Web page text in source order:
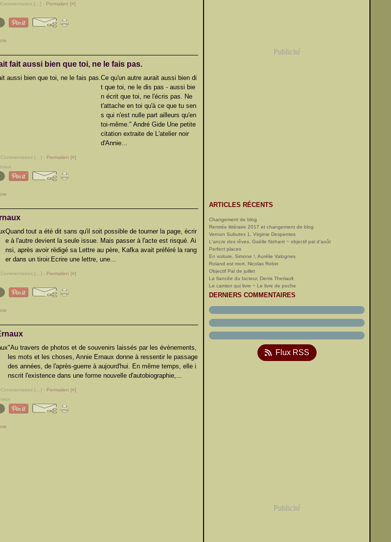
Commentaires [ …] - Permalien [#]
fait aussi bien que toi, ne le fais pas.
Ce qu'un autre aurait aussi bien di
t que toi, ne le dis pas - aussi bie
n écrit que toi, ne l'écris pas. Ne
t'attache en toi qu'à ce que tu sen
s qui n'est nulle part ailleurs qu'en
toi-même." André Gide Une petite
citation extraite de L'atelier noir
d'Annie...
Commentaires [ …] - Permalien [#]
Quand tout a été dit sans qu'il soit possible de tourner la page, écrir
e à l'autre devient la seule issue. Mais passer à l'acte est risqué. Ai
nsi, après avoir rédigé sa Lettre au père, Kafka avait préféré la rang
er dans un tiroir.Ecrire une lettre, une...
Commentaires [ …] - Permalien [#]
"Au travers de photos et de souvenirs laissés par les évènements,
les mots et les choses, Annie Ernaux donne à ressentir le passage
des années, de l'après-guerre à aujourd'hui. En même temps, elle i
nscrit l'existence dans une forme nouvelle d'autobiographie,...
Commentaires [ …] - Permalien [#]
Publicité
ARTICLES RÉCENTS
Changement de blog
Rentrée littéraire 2017 et changement de blog
Vernon Subutex 1, Virginie Despentes
L'ancre des rêves, Gaëlle Nohant ~ objectif pal d'août
Perfect places
En voiture, Simone !, Aurélie Valognes
Roland est mort, Nicolas Robin
Objectif Pal de juillet
La fiancée du facteur, Denis Theriault
Le camion qui livre ~ Le livre de poche
DERNIERS COMMENTAIRES
Flux RSS
Publicité